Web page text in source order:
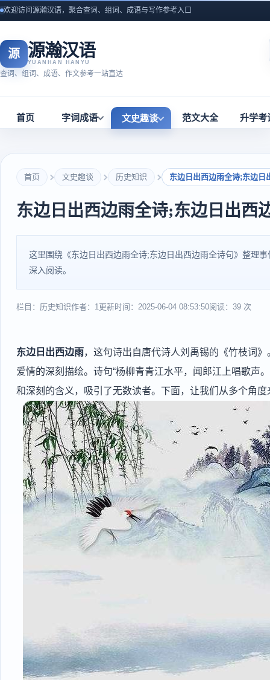
欢迎访问源瀚汉语，聚合查词、组词、成语与写作参考入口
源 源瀚汉语
YUANHAN HANYU
查词、组词、成语、作文参考一站直达
首页 字词成语 文史趣谈 范文大全 升学考
首页 文史趣谈 历史知识 东边日出西边雨全诗;东边日
东边日出西边雨全诗;东边日出西
这里围绕《东边日出西边雨全诗;东边日出西边雨全诗句》整理
深入阅读。
栏目：历史知识作者：1更新时间：2025-06-04 08:53:50阅读：39 次
东边日出西边雨，这句诗出自唐代诗人刘禹锡的《竹枝词
爱情的深刻描绘。诗句“杨柳青青江水平，闻郎江上唱歌声
和深刻的含义，吸引了无数读者。下面，让我们从多个角